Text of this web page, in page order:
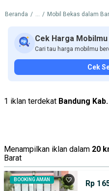
Tipe Bodi Tipe
Beranda / ... / Mobil Bekas dalam
Cek Harga Mobilmu
Cari tau harga mobilmu
Cek
1 iklan terdekat Bandung Kab.
Menampilkan iklan dalam 20
Barat
BOOKING AMAN Rp